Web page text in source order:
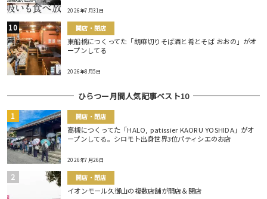
2026年7月31日
開店・閉店
東船橋につくってた「胡麻切りそば酒と肴とそば おおの」がオ
ープンしてる
2026年8月5日
ひらつー月間人気記事ベスト10
開店・閉店
高槻につくってた「HALO, patissier KAORU YOSHIDA」がオ
ープンしてる。シロモト出身世界3位パティシエのお店
2026年7月26日
開店・閉店
イオンモール久御山の複数店舗が開店＆閉店